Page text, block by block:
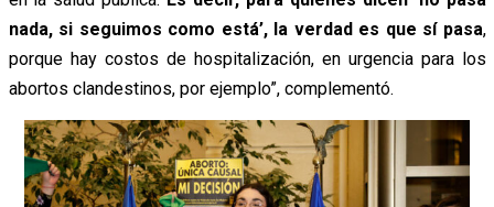
nada, si seguimos como está’, la verdad es que sí pasa,
porque hay costos de hospitalización, en urgencia para los
abortos clandestinos, por ejemplo”, complementó.